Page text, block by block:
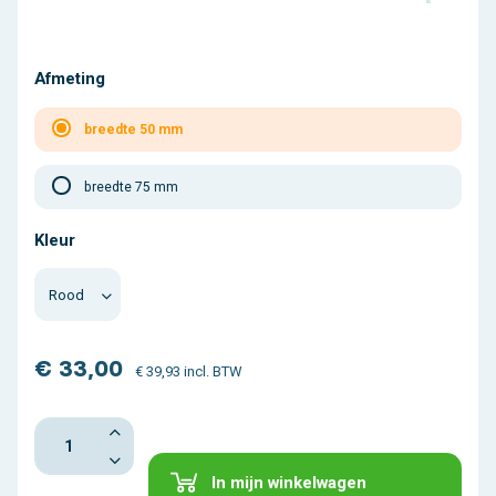
Afmeting
breedte 50 mm
breedte 75 mm
Kleur
€ 33,00 € 39,93 incl. BTW
In mijn winkelwagen